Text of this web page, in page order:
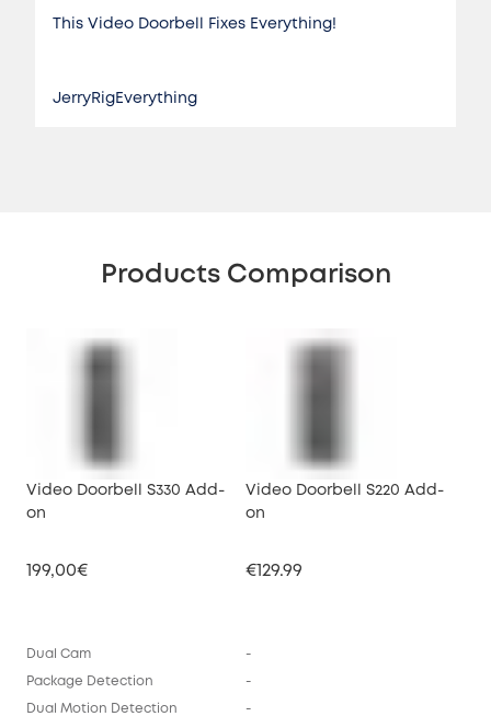
This Video Doorbell Fixes Everything!
JerryRigEverything
Products Comparison
Video Doorbell S330 Add-
on
199,00€
Dual Cam
Package Detection
Dual Motion Detection
Video Doorbell S220 Add-
on
€129.99
-
-
-